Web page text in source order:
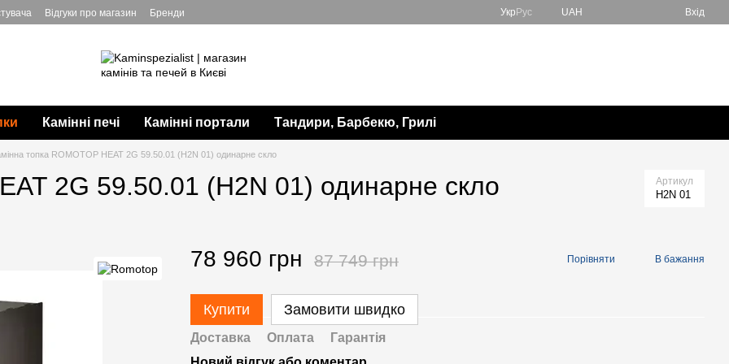
Відгуки про магазин Бренди Укр Рус UAH Вхід
Камінні печі Камінні портали Тандири, Барбекю, Грилі
топка ROMOTOP HEAT 2G 59.50.01 (H2N 01) одинарне скло
2G 59.50.01 (H2N 01) одинарне скло Артикул
H2N 01
78 960 грн 87 749 грн Порівняти В бажання
Купити Замовити швидко
Доставка Оплата
Гарантія